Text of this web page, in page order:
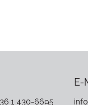
1 430-6695
E-